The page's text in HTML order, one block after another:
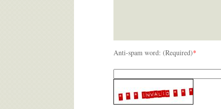
Anti-spam word: (Required)*